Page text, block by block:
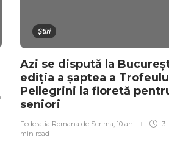
Știri
Azi se dispută la
ediția a șaptea a
Pellegrini la floretă
seniori
Federatia Romana de Scrima, 10 ani
3
min read